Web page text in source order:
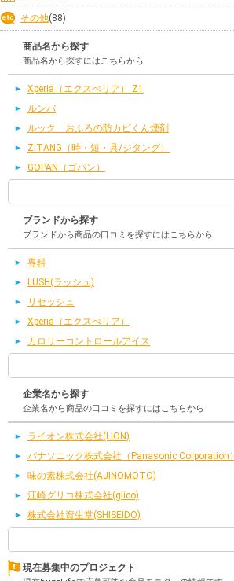
その他(88)
商品名から探す
商品名から探すにはこちらから
Xperia（エクスぺリア） Z1
ルンバ
ルック おふろの防カビくん煙剤
ZITANG（時・短・具/ジタング）
GOPAN（ゴパン）
ブランドから探す
ブランドから商品の口コミを探すにはこちらから
専科
LUSH(ラッシュ)
リセッシュ
Xperia（エクスぺリア）
カロリーコントロールアイス
企業名から探す
企業名から商品の口コミを探すにはこちらから
ライオン株式会社(LION)
パナソニック株式会社（Panasonic Corporation）
味の素株式会社(AJINOMOTO)
江崎グリコ株式会社(glico)
株式会社資生堂(SHISEIDO)
現在募集中のプロジェクト